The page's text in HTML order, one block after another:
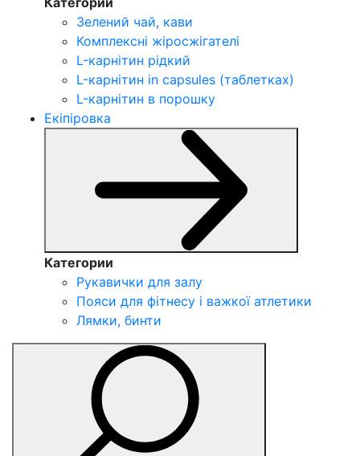
Зелений чай, кави
Комплексні жіросжігателі
L-карнітин рідкий
L-карнітин in capsules (таблетках)
L-карнітин в порошку
Екіпіровка
Категории
Рукавички для залу
Пояси для фітнесу і важкої атлетики
Лямки, бинти